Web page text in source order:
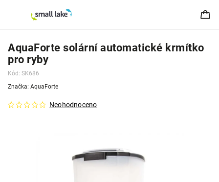
AquaForte solární automatické krmítko
pro ryby
Kód: SK686
Neohodnoceno
Značka: AquaForte